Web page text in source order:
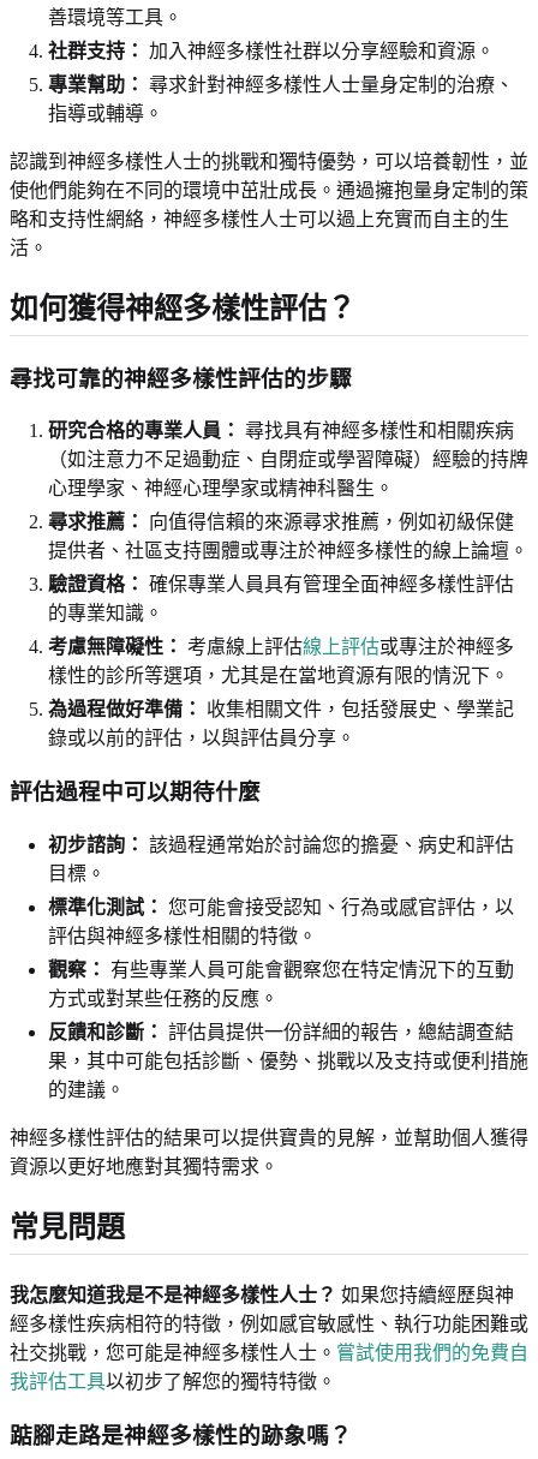
善環境等工具。
社群支持： 加入神經多樣性社群以分享經驗和資源。
專業幫助： 尋求針對神經多樣性人士量身定制的治療、
指導或輔導。
認識到神經多樣性人士的挑戰和獨特優勢，可以培養韌性，並
使他們能夠在不同的環境中茁壯成長。通過擁抱量身定制的策
略和支持性網絡，神經多樣性人士可以過上充實而自主的生
活。
如何獲得神經多樣性評估？
尋找可靠的神經多樣性評估的步驟
研究合格的專業人員： 尋找具有神經多樣性和相關疾病
（如注意力不足過動症、自閉症或學習障礙）經驗的持牌
心理學家、神經心理學家或精神科醫生。
尋求推薦：
向值得信賴的來源尋求推薦，例如初級保健
提供者、社區支持團體或專注於神經多樣性的線上論壇。
驗證資格： 確保專業人員具有管理全面神經多樣性評估
的專業知識。
考慮無障礙性： 考慮線上評估線上評估或專注於神經多
樣性的診所等選項，尤其是在當地資源有限的情況下。
為過程做好準備：
收集相關文件，包括發展史、學業記
錄或以前的評估，以與評估員分享。
評估過程中可以期待什麼
初步諮詢： 該過程通常始於討論您的擔憂、病史和評估
目標。
標準化測試： 您可能會接受認知、行為或感官評估，以
評估與神經多樣性相關的特徵。
觀察：
有些專業人員可能會觀察您在特定情況下的互動
方式或對某些任務的反應。
反饋和診斷： 評估員提供一份詳細的報告，總結調查結
果，其中可能包括診斷、優勢、挑戰以及支持或便利措施
的建議。
神經多樣性評估的結果可以提供寶貴的見解，並幫助個人獲得
資源以更好地應對其獨特需求。
常見問題
我怎麼知道我是不是神經多樣性人士？ 如果您持續經歷與神
經多樣性疾病相符的特徵，例如感官敏感性、執行功能困難或
社交挑戰，您可能是神經多樣性人士。 嘗試使用我們的免費自
我評估工具以初步了解您的獨特特徵。
踮腳走路是神經多樣性的跡象嗎？